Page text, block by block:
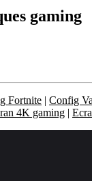
gaming
Fortnite | Config
4K gaming |